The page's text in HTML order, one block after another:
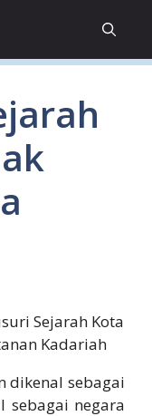
Sejarah Kota
Kadariah
dikenal sebagai
sebagai negara